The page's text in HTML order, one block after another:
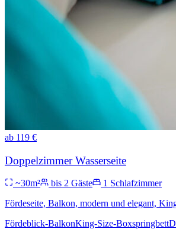
ab 119 €
Doppelzimmer Wasserseite
~30m² bis 2 Gäste 1 Schlafzimmer
Fördeseite, Balkon, modern und elegant,
Fördeblick-BalkonKing-Size-Boxspringbett